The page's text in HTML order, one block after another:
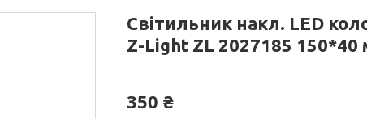
Світильник накл. LED
Z-Light ZL 2027185 150*40
350 ₴